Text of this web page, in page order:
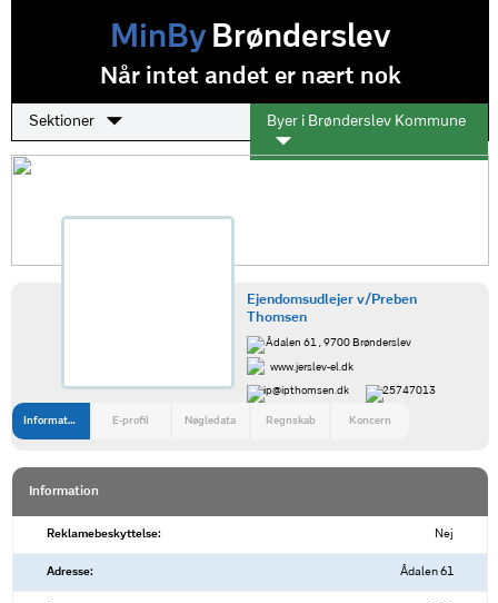
MinByBrønderslev
Når intet andet er nært nok
Sektioner Byer i Brønderslev Kommune
Ejendomsudlejer v/Preben
Thomsen
Ådalen 61 , 9700 Brønderslev
www.jerslev-el.dk
ip@ipthomsen.dk
25747013
Information E-profil Nøgledata Regnskab Koncern
Information
Reklamebeskyttelse: Nej
Adresse: Ådalen 61